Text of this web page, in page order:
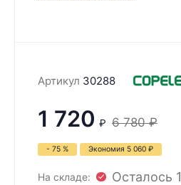
Артикул 30288
1 720 ₽ 6 780 ₽
- 75 % Экономия 5 060 ₽
На складе: Осталось 1